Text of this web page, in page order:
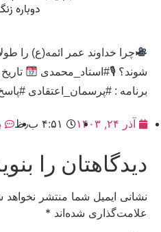
چرا خداوند عمر ائمه(ع) را
شوند؟ 🎙#استاد_محمدی
تاریخ
برنامه : #پرسمان_اعتقادی
آذر ۲۴, ۱۴۰۳ ۴:۵۱ ب٫ظ
دیدگاهتان را
نشانی ایمیل شما منتشر نخواهد
علامت‌گذاری شده‌اند *